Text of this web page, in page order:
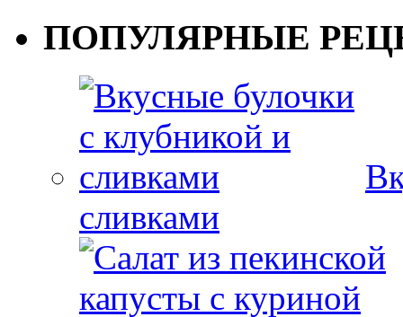
ПОПУЛЯРНЫЕ
сливками